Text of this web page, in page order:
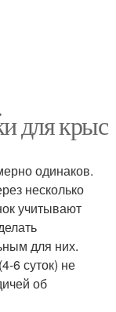
для крыс
одинаков.
несколько
учитывают
для них.
6 суток) не
об